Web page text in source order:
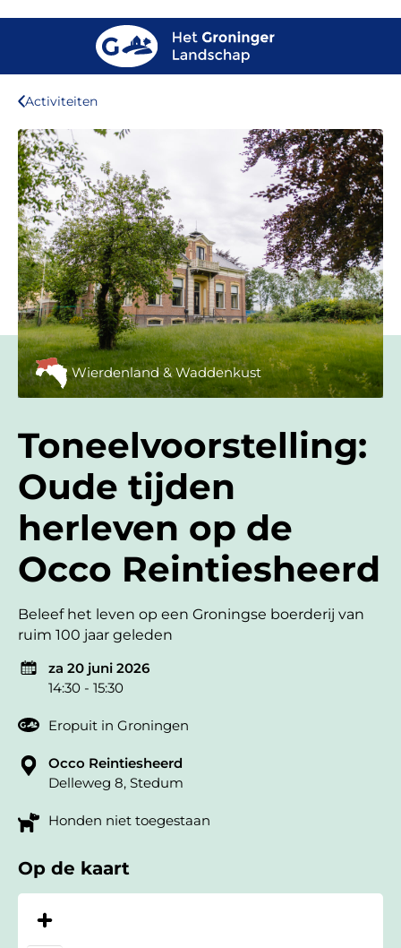
Activiteiten
Wierdenland & Waddenkust
Toneelvoorstelling:
Oude tijden
herleven op de
Occo Reintiesheerd
Beleef het leven op een Groningse boerderij van
ruim 100 jaar geleden
za 20 juni 2026
14:30 - 15:30
Eropuit in Groningen
Occo Reintiesheerd
Delleweg 8, Stedum
Honden niet toegestaan
Op de kaart